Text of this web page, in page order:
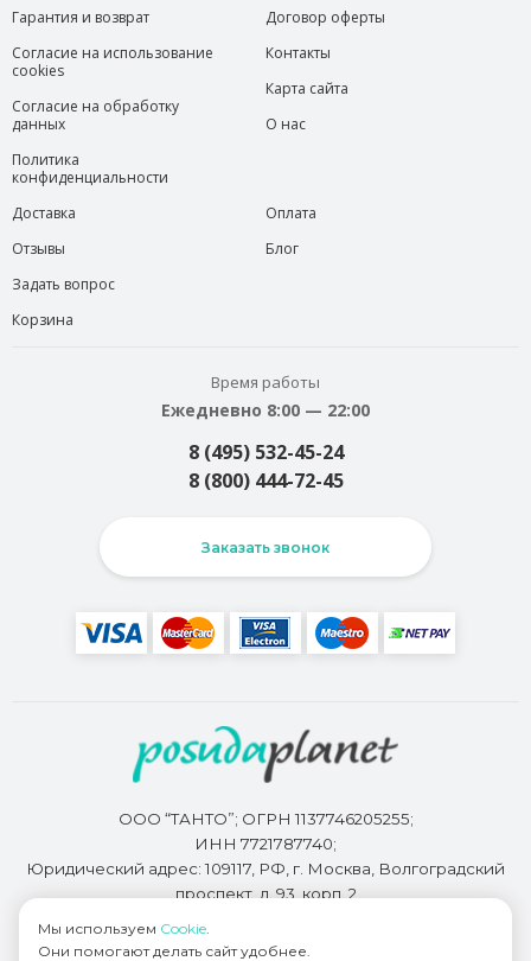
Гарантия и возврат
Согласие на использование
cookies
Согласие на обработку
данных
Политика
конфиденциальности
Договор оферты
Контакты
Карта сайта
О нас
Доставка
Отзывы
Задать вопрос
Корзина
Оплата
Блог
Время работы
Ежедневно 8:00 — 22:00
8 (495) 532-45-24
8 (800) 444-72-45
Заказать звонок
ООО “ТАНТО”; ОГРН 1137746205255;
ИНН 7721787740;
Юридический адрес: 109117, РФ, г. Москва, Волгоградский
проспект, д. 93, корп. 2
Разработкой сайта занимается
Мы используем Cookie.
Они помогают делать сайт удобнее.